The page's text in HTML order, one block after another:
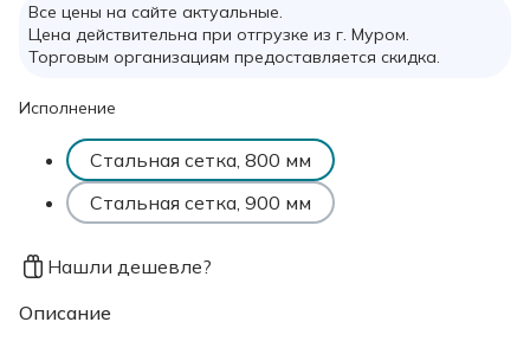
Все цены на сайте актуальные.
Цена действительна при отгрузке из г. Муром.
Торговым организациям предоставляется скидка.
Исполнение
Стальная сетка, 800 мм
Стальная сетка, 900 мм
Нашли дешевле?
Описание